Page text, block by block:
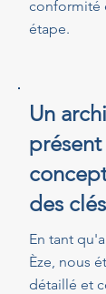
conformité
étape.
Un
des clés
En tant
Èze, nous
détaillé et